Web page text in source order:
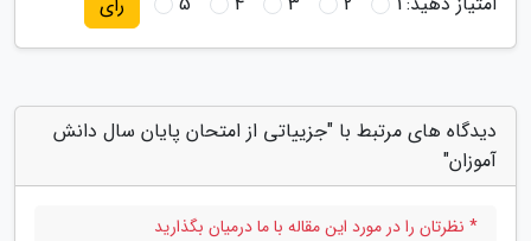
دیدگاه های مرتبط با "جزییاتی از امتحان پایان سال دانش
آموزان"
* نظرتان را در مورد این مقاله با ما درمیان بگذارید